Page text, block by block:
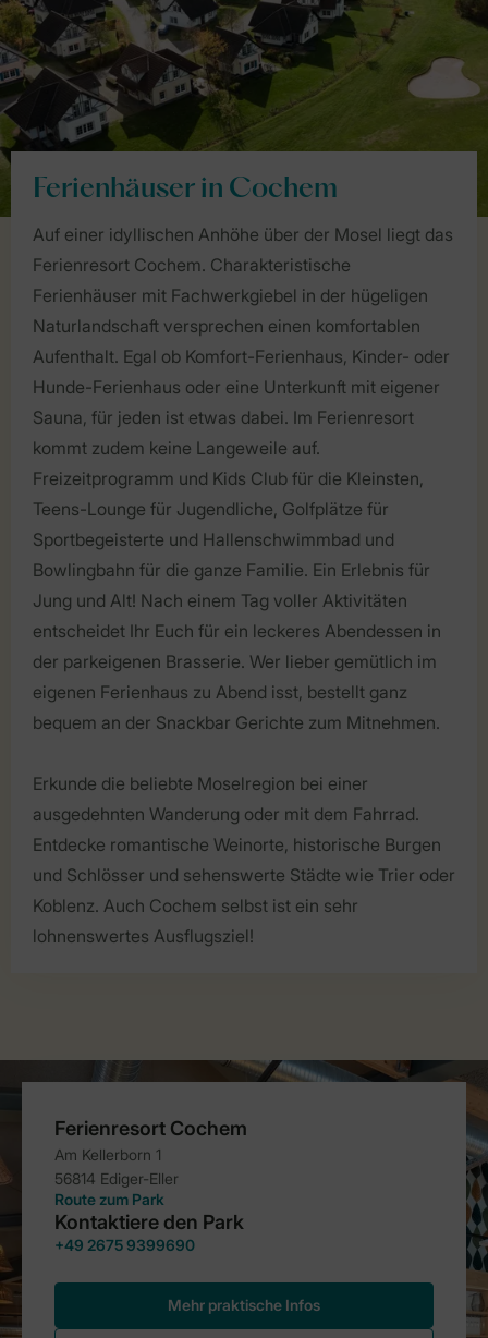
Ferienhäuser in Cochem
Auf einer idyllischen Anhöhe über der Mosel liegt das
Ferienresort Cochem. Charakteristische
Ferienhäuser mit Fachwerkgiebel in der hügeligen
Naturlandschaft versprechen einen komfortablen
Aufenthalt. Egal ob Komfort-Ferienhaus, Kinder- oder
Hunde-Ferienhaus oder eine Unterkunft mit eigener
Sauna, für jeden ist etwas dabei. Im Ferienresort
kommt zudem keine Langeweile auf.
Freizeitprogramm und Kids Club für die Kleinsten,
Teens-Lounge für Jugendliche, Golfplätze für
Sportbegeisterte und Hallenschwimmbad und
Bowlingbahn für die ganze Familie. Ein Erlebnis für
Jung und Alt! Nach einem Tag voller Aktivitäten
entscheidet Ihr Euch für ein leckeres Abendessen in
der parkeigenen Brasserie. Wer lieber gemütlich im
eigenen Ferienhaus zu Abend isst, bestellt ganz
bequem an der Snackbar Gerichte zum Mitnehmen.
Erkunde die beliebte Moselregion bei einer
ausgedehnten Wanderung oder mit dem Fahrrad.
Entdecke romantische Weinorte, historische Burgen
und Schlösser und sehenswerte Städte wie Trier oder
Koblenz. Auch Cochem selbst ist ein sehr
lohnenswertes Ausflugsziel!